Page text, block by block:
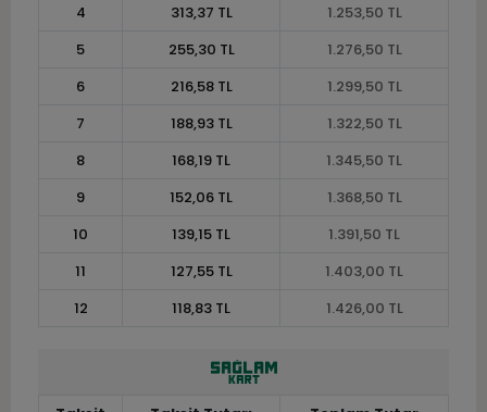
4
313,37 TL
1.253,50 TL
5
255,30 TL
1.276,50 TL
6
216,58 TL
1.299,50 TL
7
188,93 TL
1.322,50 TL
8
168,19 TL
1.345,50 TL
9
152,06 TL
1.368,50 TL
10
139,15 TL
1.391,50 TL
11
127,55 TL
1.403,00 TL
12
118,83 TL 1.426,00 TL